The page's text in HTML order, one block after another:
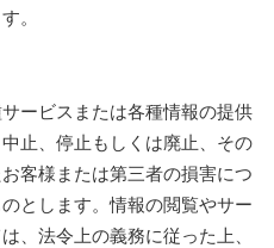
。
ービスまたは各種情報の提供
止、停止もしくは廃止、その
客様または第三者の損害につ
とします。情報の閲覧やサー
、法令上の義務に従った上、